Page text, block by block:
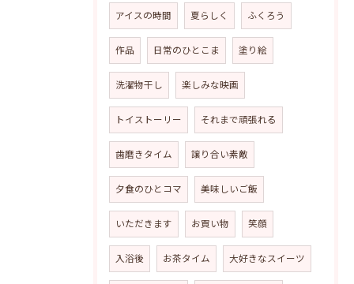
アイスの時間 夏らしく ふくろう
作品 日常のひとこま 塗り絵
洗濯物干し 楽しみな映画
トイストーリー それまで頑張れる
歯磨きタイム 譲り合い素敵
夕食のひとコマ 美味しいご飯
いただきます お買い物 笑顔
入浴後 お茶タイム 大好きなスイーツ